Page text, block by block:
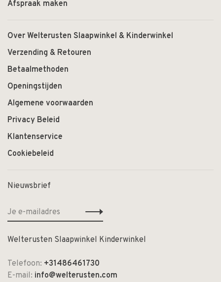
Afspraak maken
Over Welterusten Slaapwinkel & Kinderwinkel
Verzending & Retouren
Betaalmethoden
Openingstijden
Algemene voorwaarden
Privacy Beleid
Klantenservice
Cookiebeleid
Nieuwsbrief
Welterusten Slaapwinkel Kinderwinkel
Telefoon: +31486461730
E-mail: info@welterusten.com